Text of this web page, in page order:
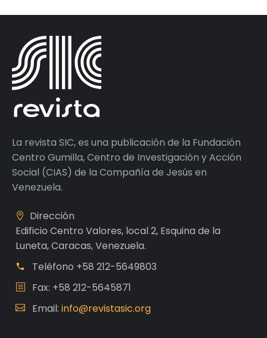
La revista SIC, es una publicación de la Fundación
Centro Gumilla, Centro de Investigación y Acción
Social (CIAS) de la Compañía de Jesús en
Venezuela.
Dirección
Edificio Centro Valores, local 2, Esquina de la
Luneta, Caracas, Venezuela.
Teléfono +58 212-5649803
Fax: +58 212-5645871
Email: info@revistasic.org